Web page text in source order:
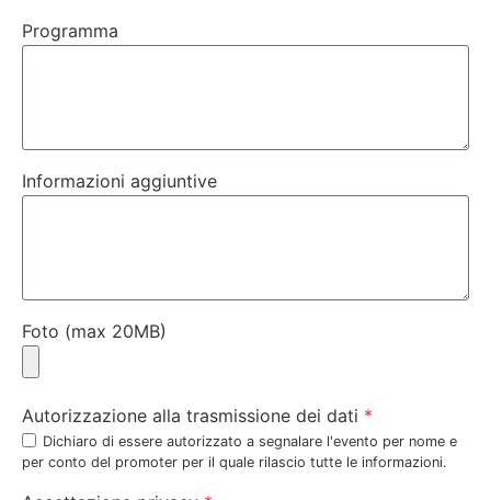
Programma
Informazioni aggiuntive
Foto (max 20MB)
Autorizzazione alla trasmissione dei dati
Dichiaro di essere autorizzato a segnalare l'evento per nome e
per conto del promoter per il quale rilascio tutte le informazioni.